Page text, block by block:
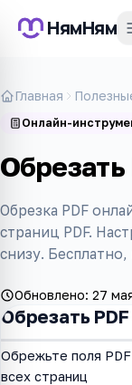
НямНям
Главная
Онлайн-
Обрезать
Обрезка PDF
страниц PDF.
снизу. Бесплатно,
Обновлено: 27
Обрезать
Обрежьте поля
всех страниц